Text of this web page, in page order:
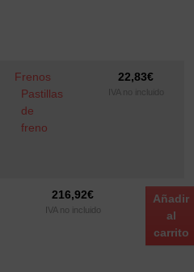
Frenos
Pastillas
de
freno
22,83€
IVA no incluido
216,92€
IVA no incluido
Añadir
al
carrito